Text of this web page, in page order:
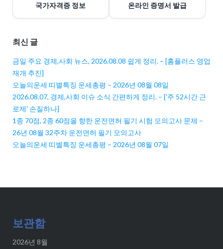
국가자격증 정보 온라인 증명서 발급
최신 글
금일 주요 경제,사회 뉴스, 2026.08.08 쉽게 정리. – [홈플러스 영업
재개 추진]
오늘의운세 띠별특징 운세총평 – 2026년 08월 08일
2026.08.07, 경제,사회 이슈 소식 간편하게 정리. – ['주 52시간 근
로제' 손질하나]
1종 70점, 2종 60점을 향한 운전면허 필기 시험 모의고사 문제 –
26년 08월 32주차 운전면허 필기 모의고사
오늘의운세 띠별특징 운세총평 – 2026년 08월 07일
보관함
2026년 8월